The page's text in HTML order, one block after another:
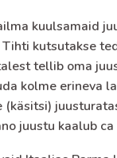
kuulsamaid
kutsutakse
tellib oma
kolme erineva
(käsitsi)
juustu kaalub